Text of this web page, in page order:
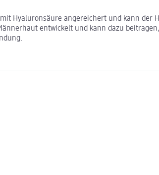
mit Hyaluronsäure angereichert und kann der
entwickelt und kann dazu